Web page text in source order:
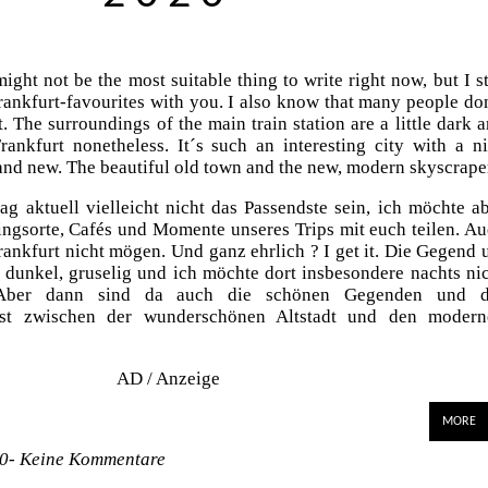
not be the most suitable thing to write right now, but I
favourites with you. I also know that many people
surroundings of the main train station are a little dark
nonetheless. It´s such an interesting city with a
new. The beautiful old town and the new, modern
aktuell vielleicht nicht das Passendste sein, ich möchte
Cafés und Momente unseres Trips mit euch teilen.
nicht mögen. Und ganz ehrlich ? I get it. Die Gegend
gruselig und ich möchte dort insbesondere nachts
dann sind da auch die schönen Gegenden und
zwischen der wunderschönen Altstadt und den
AD / Anzeige
MORE
Keine Kommentare